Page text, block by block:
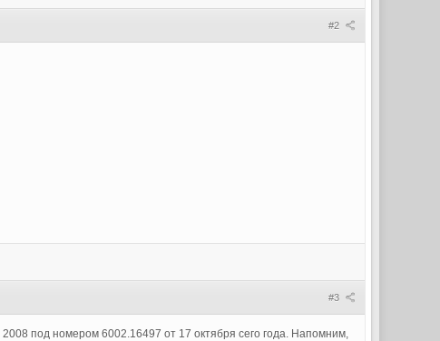
#2
#3
под номером 6002.16497 от 17 октября сего года. Напомним,